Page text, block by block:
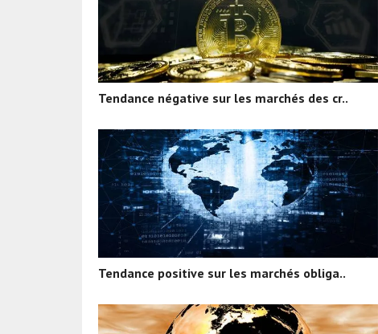
Tendance négative sur les marchés des cr..
Tendance positive sur les marchés obliga..